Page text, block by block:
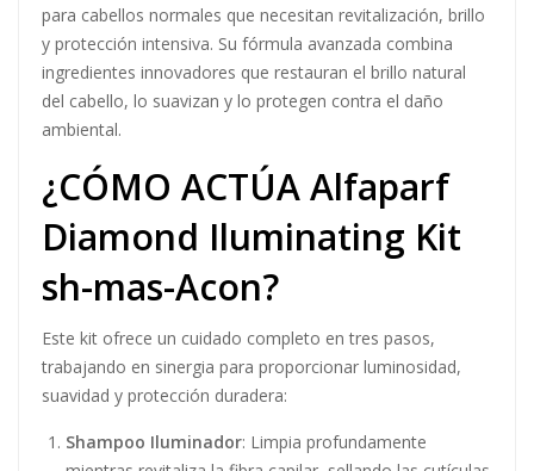
para cabellos normales que necesitan revitalización, brillo
y protección intensiva. Su fórmula avanzada combina
ingredientes innovadores que restauran el brillo natural
del cabello, lo suavizan y lo protegen contra el daño
ambiental.
¿CÓMO ACTÚA Alfaparf
Diamond Iluminating Kit
sh-mas-Acon?
Este kit ofrece un cuidado completo en tres pasos,
trabajando en sinergia para proporcionar luminosidad,
suavidad y protección duradera:
Shampoo Iluminador: Limpia profundamente